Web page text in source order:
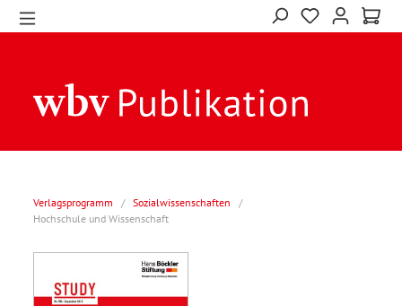
Verlagsprogramm / Sozialwissenschaften
/
Hochschule und Wissenschaft